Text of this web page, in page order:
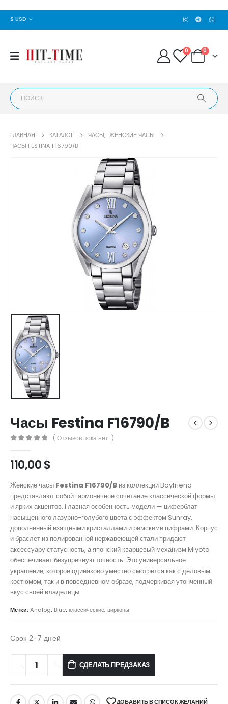
$ USD
0 0
ГЛАВНАЯ КАТАЛОГ ЧАСЫ, ЖЕНСКИЕ ЧАСЫ
ЧАСЫ FESTINA F16790/B
Часы Festina F16790/B
( Отзывов пока нет. )
110,00$
Женские часы Festina F16790/B из коллекции Boyfriend
представляют собой гармоничное сочетание классической формы
и ярких акцентов. Главная особенность модели — циферблат
насыщенного лазурно-голубого цвета с эффектом Sunray,
дополненный изящными кристаллами и римскими цифрами. Корпус
и браслет из полированной нержавеющей стали придают
аксессуару статусность, а японский кварцевый механизм Miyota
обеспечивает безупречную точность. Это универсальное
украшение, которое одинаково уместно смотрится как с деловым
костюмом, так и в повседневном образе, подчеркивая утонченный
вкус своей владелицы.
Метки:Analog, Blue,классические,цирконы
Срок 2-7 дней
СДЕЛАТЬ ПРЕДЗАКАЗ
ДОБАВИТЬ В СПИСОК ЖЕЛАНИЙ